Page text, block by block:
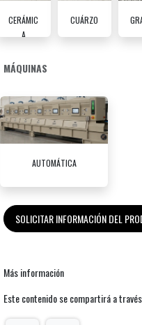
CERÁMIC
A
CUÁRZO
MÁQUINAS
AUTOMÁTICA
SOLICITAR INFORMACIÓN DEL
Más información
Este contenido se compartirá a